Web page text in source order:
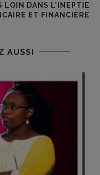
LOIN DANS L’INEPTIE
ET FINANCIÈRE
AUSSI